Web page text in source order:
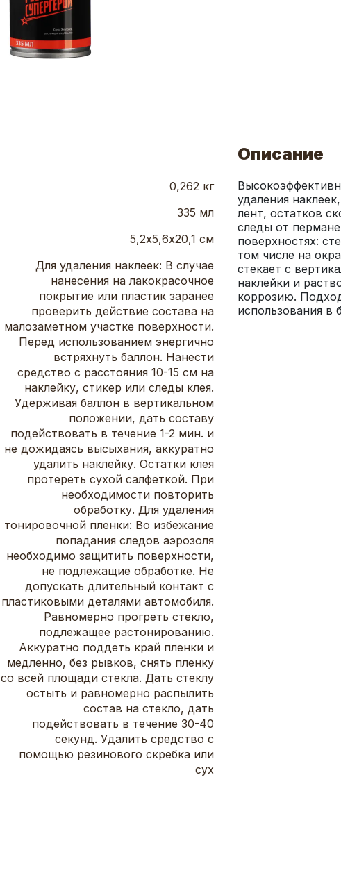
0,262 кг
335 мл
5,2х5,6х20,1 см
Для удаления наклеек: В случае
нанесения на лакокрасочное
покрытие или пластик заранее
проверить действие состава на
малозаметном участке поверхности.
Перед использованием энергично
встряхнуть баллон. Нанести
средство с расстояния 10-15 см на
наклейку, стикер или следы клея.
Удерживая баллон в вертикальном
положении, дать составу
подействовать в течение 1-2 мин. и
не дожидаясь высыхания, аккуратно
удалить наклейку. Остатки клея
протереть сухой салфеткой. При
необходимости повторить
обработку. Для удаления
тонировочной пленки: Во избежание
попадания следов аэрозоля
необходимо защитить поверхности,
не подлежащие обработке. Не
допускать длительный контакт с
пластиковыми деталями автомобиля.
Равномерно прогреть стекло,
подлежащее растонированию.
Аккуратно поддеть край пленки и
медленно, без рывков, снять пленку
со всей площади стекла. Дать стеклу
остыть и равномерно распылить
состав на стекло, дать
подействовать в течение 30-40
секунд. Удалить средство с
помощью резинового скребка или
сух
Описание
удаления
лент, остатков
следы от
поверхностях:
том числе на
стекает с
наклейки и
коррозию.
использования